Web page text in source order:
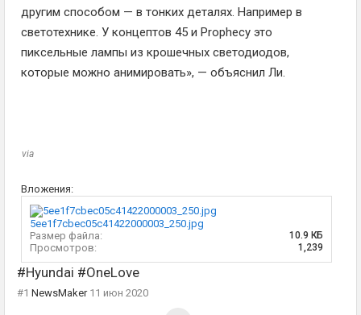
другим способом — в тонких деталях. Например в
светотехнике. У концептов 45 и Prophecy это
пиксельные лампы из крошечных светодиодов,
которые можно анимировать», — объяснил Ли.
via
Вложения:
5ee1f7cbec05c41422000003_250.jpg
Размер файла:
10.9 КБ
Просмотров: 1,239
#Hyundai #OneLove
#1 NewsMaker 11 июн 2020